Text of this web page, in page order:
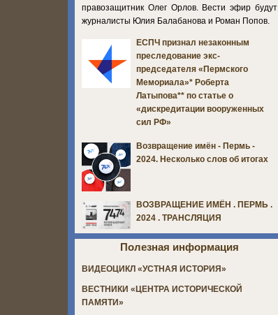
правозащитник Олег Орлов. Вести эфир будут
журналисты Юлия Балабанова и Роман Попов.
ЕСПЧ признал незаконным
преследование экс-
председателя «Пермского
Мемориала»* Роберта
Латыпова** по статье о
«дискредитации вооруженных
сил РФ»
Возвращение имён - Пермь -
2024. Несколько слов об итогах
ВОЗВРАЩЕНИЕ ИМЁН . ПЕРМЬ .
2024 . ТРАНСЛЯЦИЯ
Полезная информация
ВИДЕОЦИКЛ «УСТНАЯ ИСТОРИЯ»
ВЕСТНИКИ «ЦЕНТРА ИСТОРИЧЕСКОЙ
ПАМЯТИ»